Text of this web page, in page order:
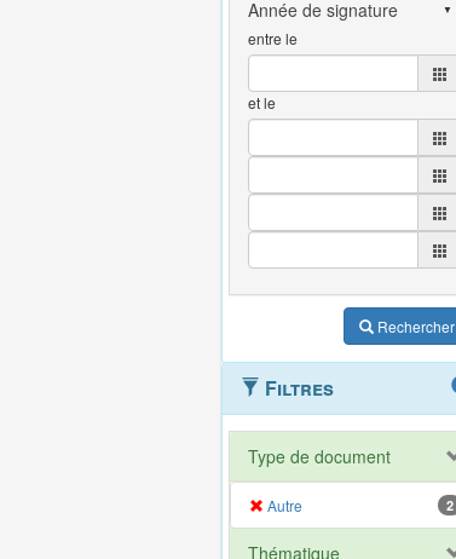
entre le
et le
Rechercher
Filtres
Type de document
Autre 2
Thématique